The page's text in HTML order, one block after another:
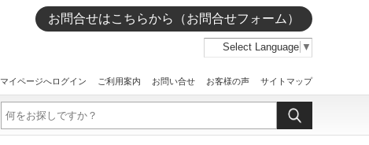
お問合せはこちらから（お問合せフォーム）
Select Language ▼
マイページへログイン ご利用案内 お問い合せ お客様の声 サイトマップ